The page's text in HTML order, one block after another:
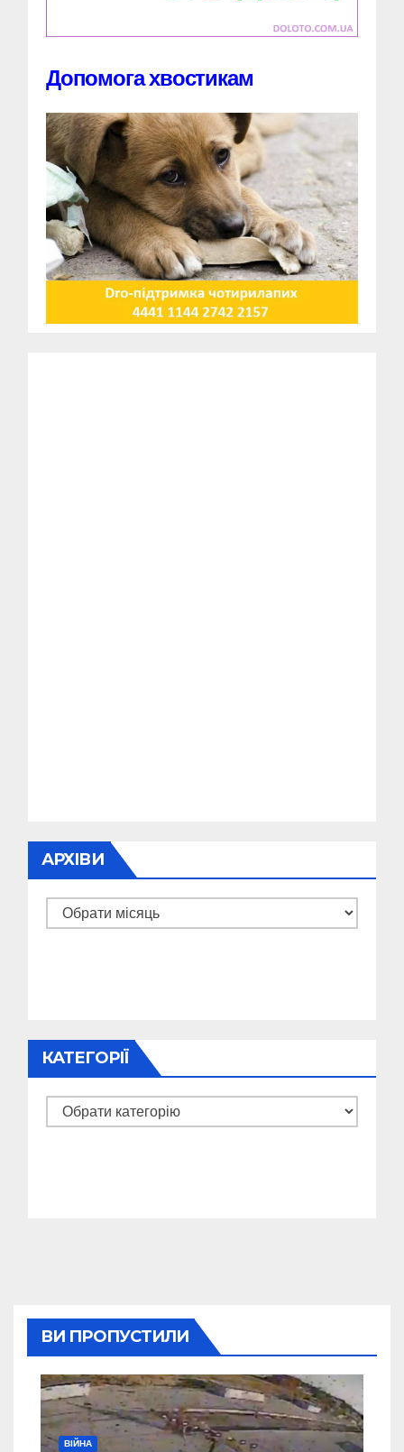
Допомога хвостикам
АРХІВИ
Архіви
КАТЕГОРІЇ
Категорії
ВИ ПРОПУСТИЛИ
ВІЙНА